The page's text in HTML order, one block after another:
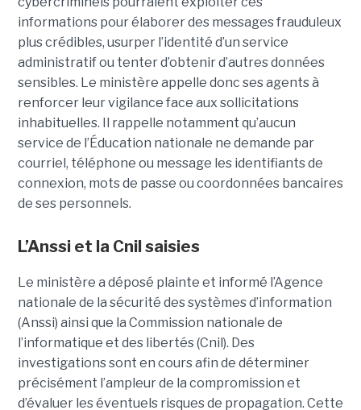
informations pour élaborer des messages frauduleux
plus crédibles, usurper l’identité d’un service
administratif ou tenter d’obtenir d’autres données
sensibles. Le ministère appelle donc ses agents à
renforcer leur vigilance face aux sollicitations
inhabituelles. Il rappelle notamment qu’aucun
service de l’Éducation nationale ne demande par
courriel, téléphone ou message les identifiants de
connexion, mots de passe ou coordonnées bancaires
de ses personnels.
L’Anssi et la Cnil saisies
Le ministère a déposé plainte et informé l’Agence
nationale de la sécurité des systèmes d’information
(Anssi) ainsi que la Commission nationale de
l’informatique et des libertés (Cnil). Des
investigations sont en cours afin de déterminer
précisément l’ampleur de la compromission et
d’évaluer les éventuels risques de propagation. Cette